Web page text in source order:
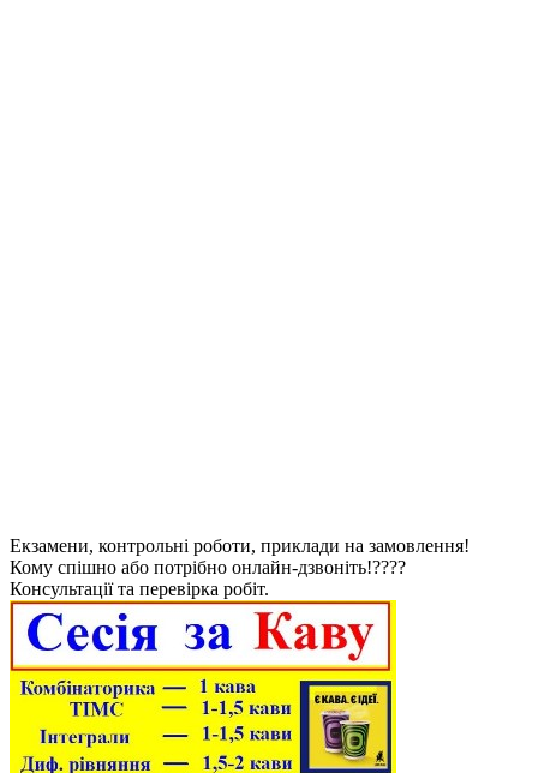
Екзамени, контрольні роботи, приклади на замовлення!
Кому спішно або потрібно онлайн-дзвоніть!????
Консультації та перевірка робіт.